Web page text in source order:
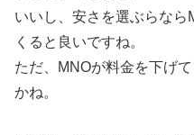
いいし、安さを選ぶらなら
くると良いですね。
ただ、MNOが料金を下げ
かね。